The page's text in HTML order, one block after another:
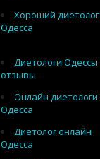
Хороший диетолог
Одесса
Диетологи Одессы
отзывы
Онлайн диетологи
Одесса
Диетолог онлайн
Одесса